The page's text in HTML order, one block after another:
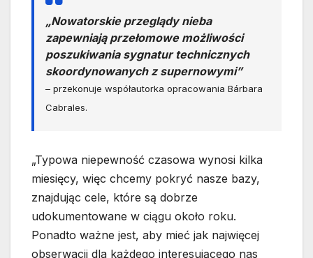
„Nowatorskie przeglądy nieba
zapewniają przełomowe możliwości
poszukiwania sygnatur technicznych
skoordynowanych z supernowymi”
– przekonuje współautorka opracowania Bárbara
Cabrales.
„Typowa niepewność czasowa wynosi kilka
miesięcy, więc chcemy pokryć nasze bazy,
znajdując cele, które są dobrze
udokumentowane w ciągu około roku.
Ponadto ważne jest, aby mieć jak najwięcej
obserwacji dla każdego interesującego nas